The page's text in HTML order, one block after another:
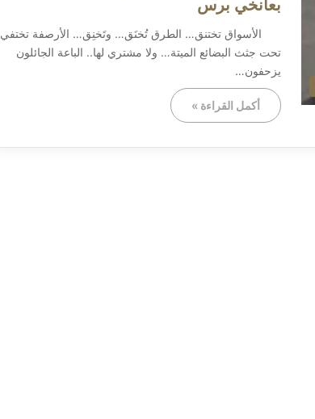
بعانخي برس
الأسواق تختنق… الطرق تُخنَق… وتَخنِق… الأرصفة تختفي
تحت جثث البضائع الميتة… ولا مشتري لها.. الباعة الجائلون
يزحفون…
أكمل القراءة »